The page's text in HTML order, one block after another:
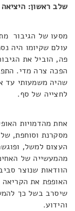
שלב ראשון:
מסעו של הגיבור
עולם שקיומו היה
פה, הוביל את
הפכה צרה מדי.
שהיה משמעותי עד
לחצייה של סף.
אחת מהדמויות
מסקרנת וסוחפת,
העצום למשל,
מהמעשייה של
הוודאות שנוצר
האופפת את הקריאה
שיסרב בשל כך
והידוע.